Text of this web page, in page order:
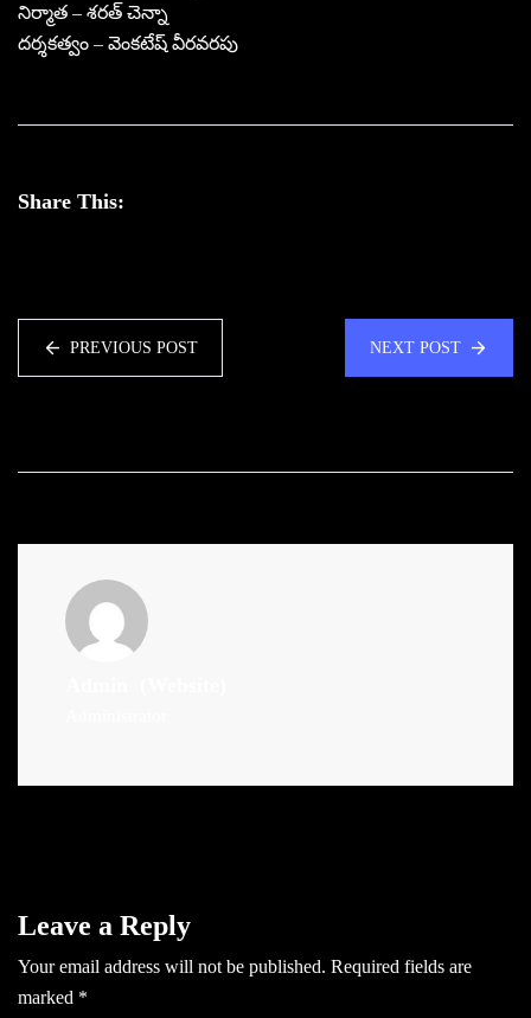
నిర్మాత – శరత్ చెన్నా
దర్శకత్వం – వెంకటేష్ వీరవరపు
Share This:
PREVIOUS POST NEXT POST
Leave a Reply
Your email address will not be published. Required fields are
marked *